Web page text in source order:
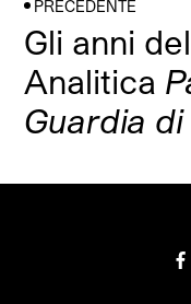
PRECEDENTE
Gli anni
Analitica
Guardia